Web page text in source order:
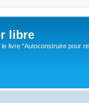
libre
livre "Autoconstruire pour